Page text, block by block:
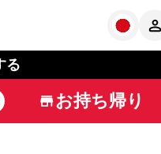
る
お持ち帰り